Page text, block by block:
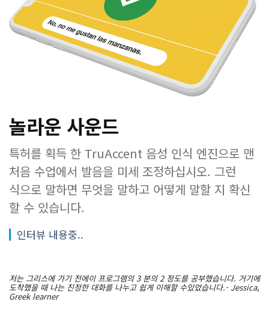
놀라운 사운드
특허를 획득 한 TruAccent 음성 인식 엔진으로 맨
처음 수업에서 발음을 미세 조정하십시오. 그런
식으로 말하면 무엇을 말하고 어떻게 말할 지 확신
할 수 있습니다.
인터뷰 내용중..
저는 그리스에 가기 전에이 프로그램의 3 분의 2 정도를 공부했습니다. 거기에
도착했을 때 나는 진정한 대화를 나누고 쉽게 이해할 수있었습니다.- Jessica,
Greek learner